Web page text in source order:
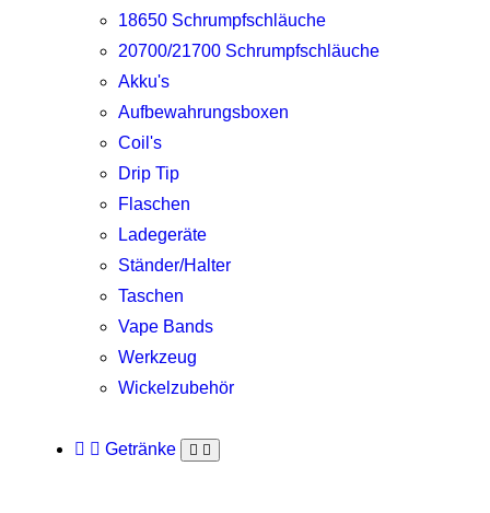
18650 Schrumpfschläuche
20700/21700 Schrumpfschläuche
Akku's
Aufbewahrungsboxen
Coil's
Drip Tip
Flaschen
Ladegeräte
Ständer/Halter
Taschen
Vape Bands
Werkzeug
Wickelzubehör
Getränke